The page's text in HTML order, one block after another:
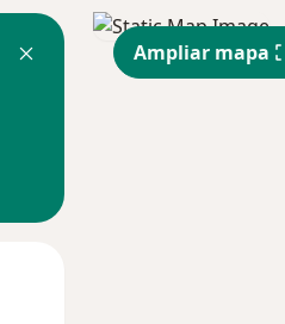
Ampliar mapa